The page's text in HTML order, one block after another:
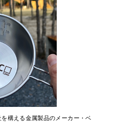
構える金属製品のメーカー・ベ